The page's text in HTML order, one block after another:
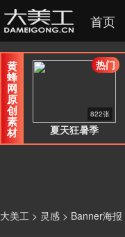
首页
黄
蜂
网
原
创
素
材 夏天狂暑季
822张
热门
大美工 > 灵感 > Banner海报